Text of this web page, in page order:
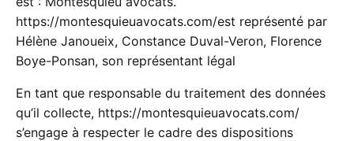
https://montesquieuavocats.com/est représenté par
Hélène Janoueix, Constance Duval-Veron, Florence
Boye-Ponsan, son représentant légal
En tant que responsable du traitement des données
qu’il collecte, https://montesquieuavocats.com/
s’engage à respecter le cadre des dispositions